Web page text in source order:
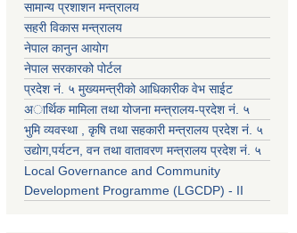
सामान्य प्रशाशन मन्त्रालय
सहरी विकास मन्त्रालय
नेपाल कानुन आयोग
नेपाल सरकारको पोर्टल
प्रदेश नं. ५ मुख्यमन्त्रीको आधिकारीक वेभ साईट
अार्थिक मामिला तथा योजना मन्त्रालय-प्रदेश नं. ५
भुमि व्यवस्था , कृषि तथा सहकारी मन्त्रालय प्रदेश नं. ५
उद्याेग,पर्यटन, वन तथा वातावरण मन्त्रालय प्रदेश नं. ५
Local Governance and Community
Development Programme (LGCDP) - II